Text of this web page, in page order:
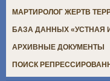
МАРТИРОЛОГ ЖЕРТВ
БАЗА ДАННЫХ «УСТНАЯ
АРХИВНЫЕ ДОКУМЕНТЫ
ПОИСК